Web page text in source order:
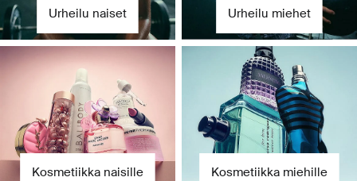
Urheilu naiset Urheilu miehet
Kosmetiikka naisille Kosmetiikka miehille